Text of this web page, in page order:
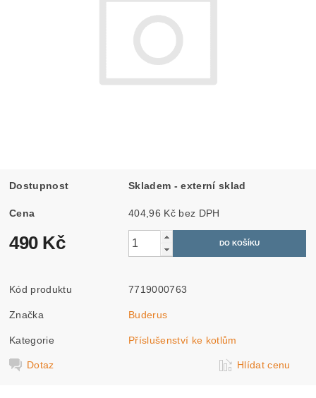
Dostupnost Skladem - externí sklad
Cena 404,96 Kč bez DPH
490 Kč
Kód produktu 7719000763
Značka Buderus
Kategorie Příslušenství ke kotlům
Dotaz Hlídat cenu